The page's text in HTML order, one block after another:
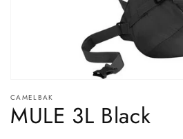
aineisto
modaalisessa
ikkunassa
CAMELBAK
MULE 3L Black